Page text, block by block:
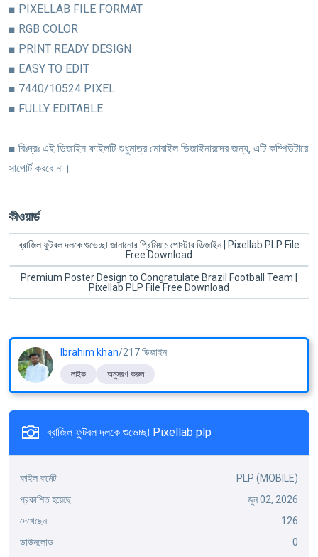
■ PIXELLAB FILE FORMAT
■ RGB COLOR
■ PRINT READY DESIGN
■ EASY TO EDIT
■ 7440/10524 PIXEL
■ FULLY EDITABLE
■ বিঃদ্রঃ এই ডিজাইন ফাইলটি শুধুমাত্র মোবাইল ডিজাইনারদের জন্য, এটি কম্পিউটারে
সাপোর্ট করবে না।
কীওয়ার্ড
ব্রাজিল ফুটবল দলকে শুভেচ্ছা জানানোর প্রিমিয়াম পোস্টার ডিজাইন | Pixellab PLP File
Free Download
Premium Poster Design to Congratulate Brazil Football Team |
Pixellab PLP File Free Download
Ibrahim khan/217 ডিজাইন
লাইক অনুসরণ করুন
ব্রাজিল ফুটবল দলকে শুভেচ্ছা Pixellab plp
ফাইল ফর্মেট
PLP (MOBILE)
প্রকাশিত হয়েছে
জুন 02, 2026
দেখেছেন
126
ডাউনলোড
0